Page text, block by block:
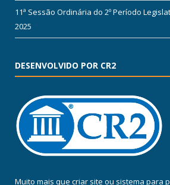
11ª Sessão Ordinária do 2º Período
2025
DESENVOLVIDO POR CR2
Muito mais que criar site ou sistema para